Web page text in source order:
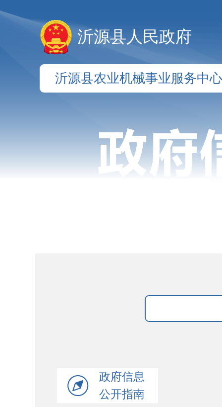
沂源县人民政府
沂源县农业机械事业服务中心
政府信息
公开指南